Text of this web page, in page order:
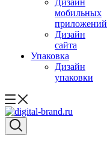
Дизайн
мобильных
приложений
Дизайн
сайта
Упаковка
Дизайн
упаковки